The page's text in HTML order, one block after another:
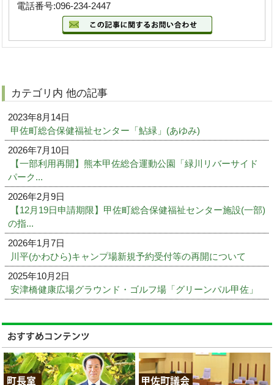
電話番号:096-234-2447
カテゴリ内 他の記事
2023年8月14日
甲佐町総合保健福祉センター「鮎緑」(あゆみ)
2026年7月10日
【一部利用再開】熊本甲佐総合運動公園「緑川リバーサイド
パーク...
2026年2月9日
【12月19日申請期限】甲佐町総合保健福祉センター施設(一部)
の指...
2026年1月7日
川平(かわひら)キャンプ場新規予約受付等の再開について
2025年10月2日
安津橋健康広場グラウンド・ゴルフ場「グリーンパル甲佐」